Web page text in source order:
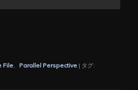
File、 Parallel Perspective | タグ: